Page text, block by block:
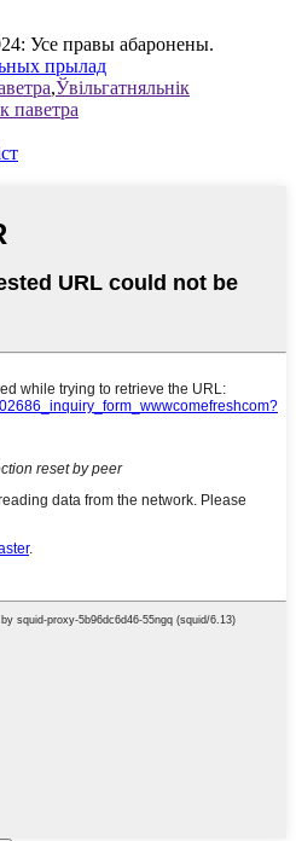
Усе правы абаронены.
прылад
,Ўвільгатняльнік
паветра